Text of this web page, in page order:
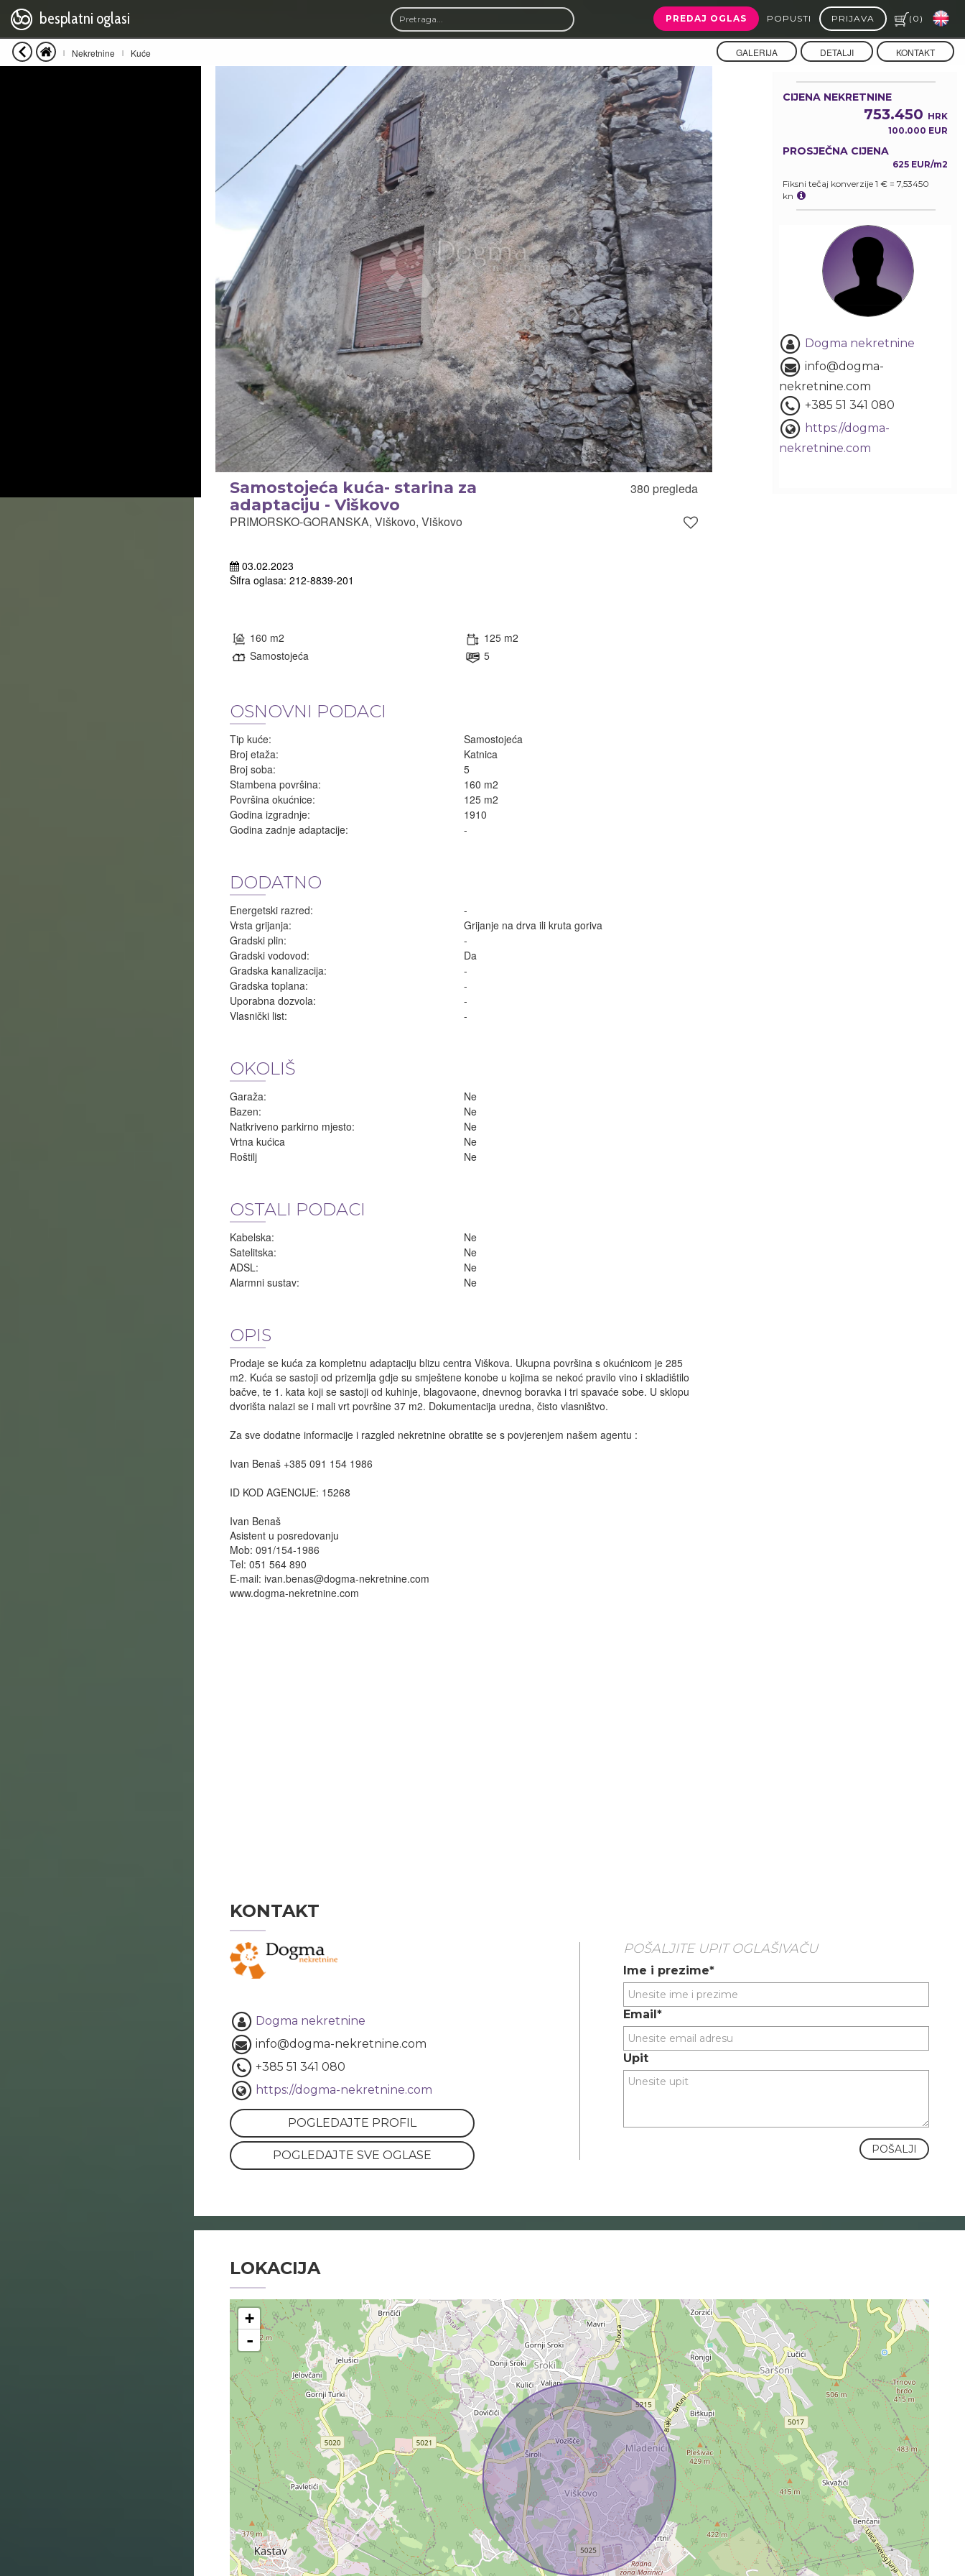
besplatni oglasi PREDAJ OGLAS POPUSTI PRIJAVA ( 0 )
| Nekretnine | Kuće GALERIJA DETALJI KONTAKT
CIJENA NEKRETNINE
753.450 HRK
100.000 EUR
PROSJEČNA CIJENA
625 EUR/m2
Fiksni tečaj konverzije 1 € = 7,53450
kn
Dogma nekretnine
info@dogma-
nekretnine.com
+385 51 341 080
https://dogma-
nekretnine.com
Samostojeća kuća- starina za
adaptaciju - Viškovo
380 pregleda
PRIMORSKO-GORANSKA, Viškovo, Viškovo
03.02.2023
Šifra oglasa: 212-8839-201
160 m2
125 m2
Samostojeća
5
OSNOVNI PODACI
Tip kuće:
Samostojeća
Broj etaža:
Katnica
Broj soba:
5
Stambena površina:
160 m2
Površina okućnice:
125 m2
Godina izgradnje:
1910
Godina zadnje adaptacije:
-
DODATNO
Energetski razred:
-
Vrsta grijanja:
Grijanje na drva ili kruta goriva
Gradski plin:
-
Gradski vodovod:
Da
Gradska kanalizacija:
-
Gradska toplana:
-
Uporabna dozvola:
-
Vlasnički list:
-
OKOLIŠ
Garaža:
Ne
Bazen:
Ne
Natkriveno parkirno mjesto:
Ne
Vrtna kućica
Ne
Roštilj
Ne
OSTALI PODACI
Kabelska:
Ne
Satelitska:
Ne
ADSL:
Ne
Alarmni sustav:
Ne
OPIS
Prodaje se kuća za kompletnu adaptaciju blizu centra Viškova. Ukupna površina s okućnicom je 285
m2. Kuća se sastoji od prizemlja gdje su smještene konobe u kojima se nekoć pravilo vino i skladištilo
bačve, te 1. kata koji se sastoji od kuhinje, blagovaone, dnevnog boravka i tri spavaće sobe. U sklopu
dvorišta nalazi se i mali vrt površine 37 m2. Dokumentacija uredna, čisto vlasništvo.
Za sve dodatne informacije i razgled nekretnine obratite se s povjerenjem našem agentu :
Ivan Benaš +385 091 154 1986
ID KOD AGENCIJE: 15268
Ivan Benaš
Asistent u posredovanju
Mob: 091/154-1986
Tel: 051 564 890
E-mail: ivan.benas@dogma-nekretnine.com
www.dogma-nekretnine.com
KONTAKT
Dogma nekretnine
info@dogma-nekretnine.com
+385 51 341 080
https://dogma-nekretnine.com
POGLEDAJTE PROFIL
POGLEDAJTE SVE OGLASE
POŠALJITE UPIT OGLAŠIVAČU
Ime i prezime*
Email*
Upit
POŠALJI
LOKACIJA
+
-